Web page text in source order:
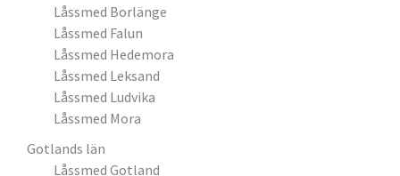
Låssmed Borlänge
Låssmed Falun
Låssmed Hedemora
Låssmed Leksand
Låssmed Ludvika
Låssmed Mora
Gotlands län
Låssmed Gotland